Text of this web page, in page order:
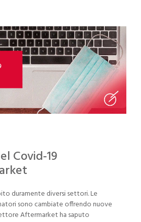
Covid-19
duramente diversi settori. Le
sono cambiate offrendo nuove
Aftermarket ha saputo